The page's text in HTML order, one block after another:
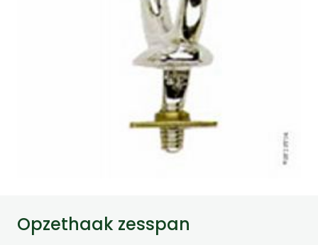
Opzethaak zesspan